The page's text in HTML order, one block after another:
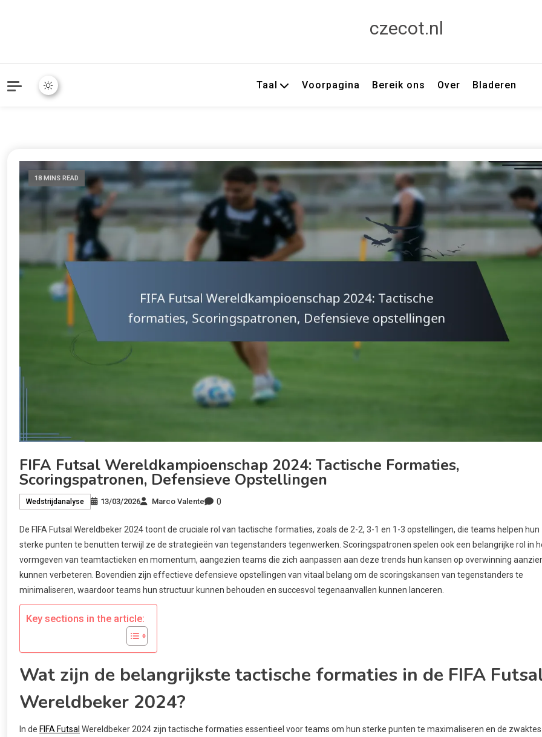
czecot.nl
Taal Voorpagina Bereik ons Over Bladeren
18 MINS READ
FIFA Futsal Wereldkampioenschap 2024: Tactische Formaties,
Scoringspatronen, Defensieve Opstellingen
Wedstrijdanalyse 13/03/2026 Marco Valente 0
De FIFA Futsal Wereldbeker 2024 toont de cruciale rol van tactische formaties, zoals de 2-2, 3-1 en 1-3 opstellingen, die teams helpen hun
sterke punten te benutten terwijl ze de strategieën van tegenstanders tegenwerken. Scoringspatronen spelen ook een belangrijke rol in
vormgeven van teamtactieken en momentum, aangezien teams die zich aanpassen aan deze trends hun kansen op overwinning
kunnen verbeteren. Bovendien zijn effectieve defensieve opstellingen van vitaal belang om de scoringskansen van tegenstanders te
minimaliseren, waardoor teams hun structuur kunnen behouden en succesvol tegenaanvallen kunnen lanceren.
Key sections in the article:
Wat zijn de belangrijkste tactische formaties in de FIFA
Wereldbeker 2024?
In de FIFA Futsal Wereldbeker 2024 zijn tactische formaties essentieel voor teams om hun sterke punten te maximaliseren en de zwaktes